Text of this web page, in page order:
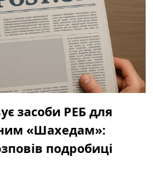
засоби РЕБ для
«Шахедам»:
подробиці